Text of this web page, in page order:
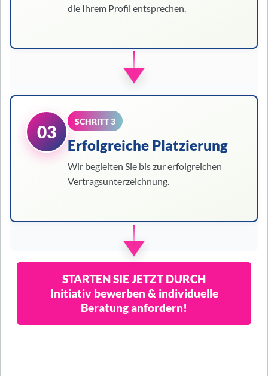
die Ihrem Profil entsprechen.
03
SCHRITT 3
Erfolgreiche Platzierung
Wir begleiten Sie bis zur erfolgreichen
Vertragsunterzeichnung.
STARTEN SIE JETZT DURCH
Initiativ bewerben & individuelle
Beratung anfordern!